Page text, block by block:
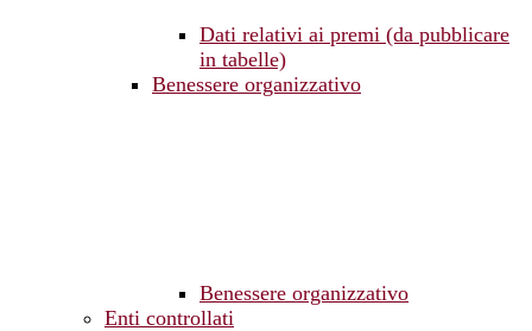
Dati relativi ai premi (da pubblicare
in tabelle)
Benessere organizzativo
Benessere organizzativo
Enti controllati